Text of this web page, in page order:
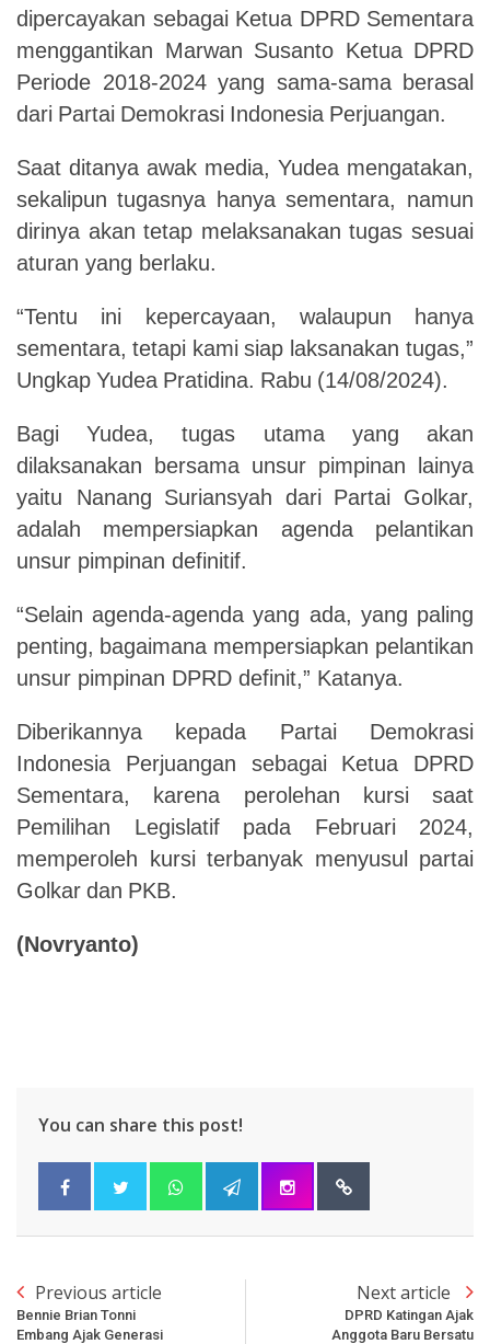
dipercayakan sebagai Ketua DPRD Sementara
menggantikan Marwan Susanto Ketua DPRD
Periode 2018-2024 yang sama-sama berasal
dari Partai Demokrasi Indonesia Perjuangan.
Saat ditanya awak media, Yudea mengatakan,
sekalipun tugasnya hanya sementara, namun
dirinya akan tetap melaksanakan tugas sesuai
aturan yang berlaku.
“Tentu ini kepercayaan, walaupun
hanya
sementara, tetapi kami siap laksanakan tugas,”
Ungkap Yudea Pratidina. Rabu (14/08/2024).
Bagi Yudea, tugas utama yang
akan
dilaksanakan bersama unsur pimpinan lainya
yaitu Nanang Suriansyah dari Partai
Golkar,
adalah
mempersiapkan agenda
pelantikan
unsur pimpinan definitif.
“Selain agenda-agenda yang ada, yang paling
penting, bagaimana mempersiapkan pelantikan
unsur pimpinan DPRD definit,” Katanya.
Diberikannya kepada Partai
Demokrasi
Indonesia
Perjuangan sebagai Ketua
DPRD
Sementara,
karena perolehan kursi
saat
Pemilihan
Legislatif pada Februari
2024,
memperoleh kursi terbanyak menyusul partai
Golkar dan PKB.
(Novryanto)
You can share this post!
Previous article
Bennie Brian Tonni
Embang Ajak Generasi
Next article
DPRD Katingan Ajak
Anggota Baru Bersatu